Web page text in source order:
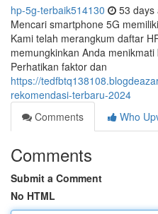
hp-5g-terbaik514130 53 days
Mencari smartphone 5G
Kami telah merangkum daftar
memungkinkan Anda
Perhatikan faktor dan
https://
rekomendasi-terbaru-2024
Comments
Who
Comments
Submit a Comment
No HTML